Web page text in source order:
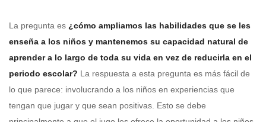
La pregunta es ¿cómo ampliamos las habilidades que se les
enseña a los niños y mantenemos su capacidad natural de
aprender a lo largo de toda su vida en vez de reducirla en el
periodo escolar? La respuesta a esta pregunta es más fácil de
lo que parece: involucrando a los niños en experiencias que
tengan que jugar y que sean positivas. Esto se debe